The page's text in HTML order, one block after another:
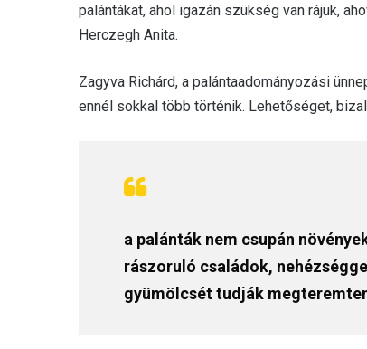
palántákat, ahol igazán szükség van rájuk,
Herczegh Anita.
Zagyva Richárd, a palántaadományozási
ennél sokkal több történik. Lehetőséget,
a palánták nem csupán
rászoruló családok,
gyümölcsét tudják